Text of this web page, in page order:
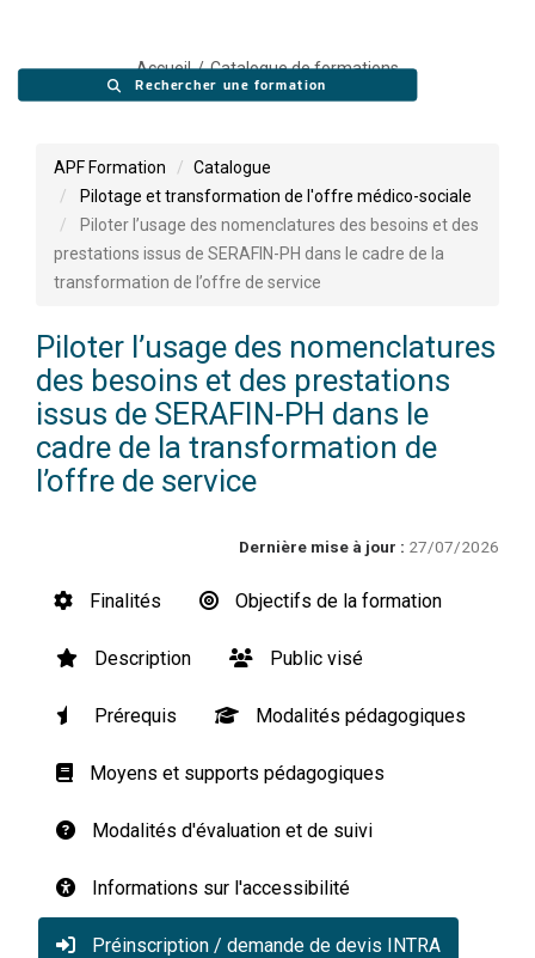
Accueil Catalogue de formations
Rechercher une formation
APF Formation
Catalogue
Pilotage et transformation de l'offre médico-sociale
Piloter l’usage des nomenclatures des besoins et des
prestations issus de SERAFIN-PH dans le cadre de la
transformation de l’offre de service
Piloter l’usage des nomenclatures
des besoins et des prestations
issus de SERAFIN-PH dans le
cadre de la transformation de
l’offre de service
Dernière mise à jour : 27/07/2026
Finalités Objectifs de la formation
Description Public visé
Prérequis Modalités pédagogiques
Moyens et supports pédagogiques
Modalités d'évaluation et de suivi
Informations sur l'accessibilité
Préinscription / demande de devis INTRA